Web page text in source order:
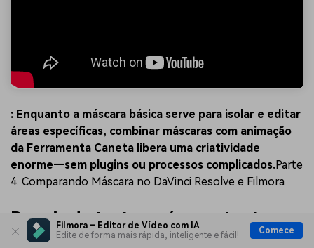
Filmora – Editor de Vídeo com IA
Edite de forma mais rápida, inteligente e fácil!
Comece
: Enquanto a máscara básica serve para isolar e editar
áreas específicas, combinar máscaras com animação
da Ferramenta Caneta libera uma criatividade
enorme—sem plugins ou processos complicados.Parte
4. Comparando Máscara no DaVinci Resolve e Filmora
Depois de testar máscara tanto no
DaVinci Resolve quanto no Filmora,